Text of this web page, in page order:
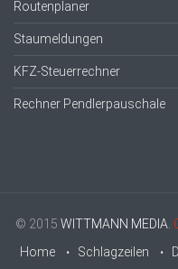
Routenplaner
Staumeldungen
KFZ-Steuerrechner
Rechner Pendlerpauschale
© 2015 WITTMANN MEDIA.
Home
Schlagzeilen